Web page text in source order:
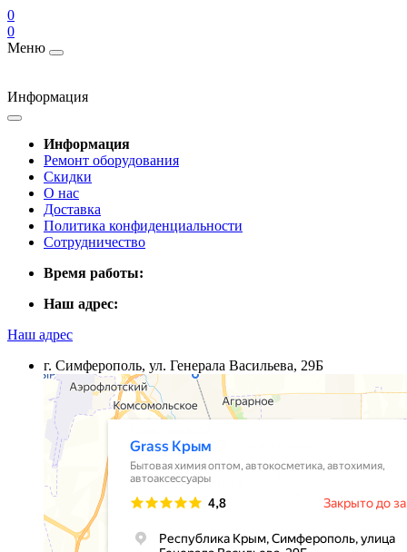
0
0
Меню
Информация
Информация
Ремонт оборудования
Скидки
О нас
Доставка
Политика конфиденциальности
Сотрудничество
Время работы:
Наш адрес:
Наш адрес
г. Симферополь, ул. Генерала Васильева, 29Б